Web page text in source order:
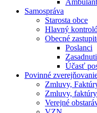
Samospráva
Starosta obce
Hlavný
Obecné
Poslanci
Účasť
Povinné
Zmluvy,
Zmluvy,
Verejné